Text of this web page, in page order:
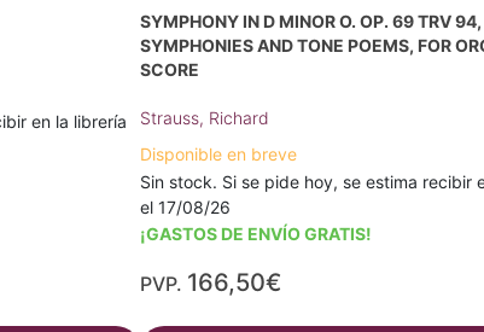
en la librería
SYMPHONY IN D MINOR O. OP. 69 TRV 94,
SYMPHONIES AND TONE POEMS, FOR
SCORE
Strauss, Richard
Disponible en breve
Sin stock. Si se pide hoy, se estima recibir
el 17/08/26
¡GASTOS DE ENVÍO GRATIS!
PVP. 166,50€